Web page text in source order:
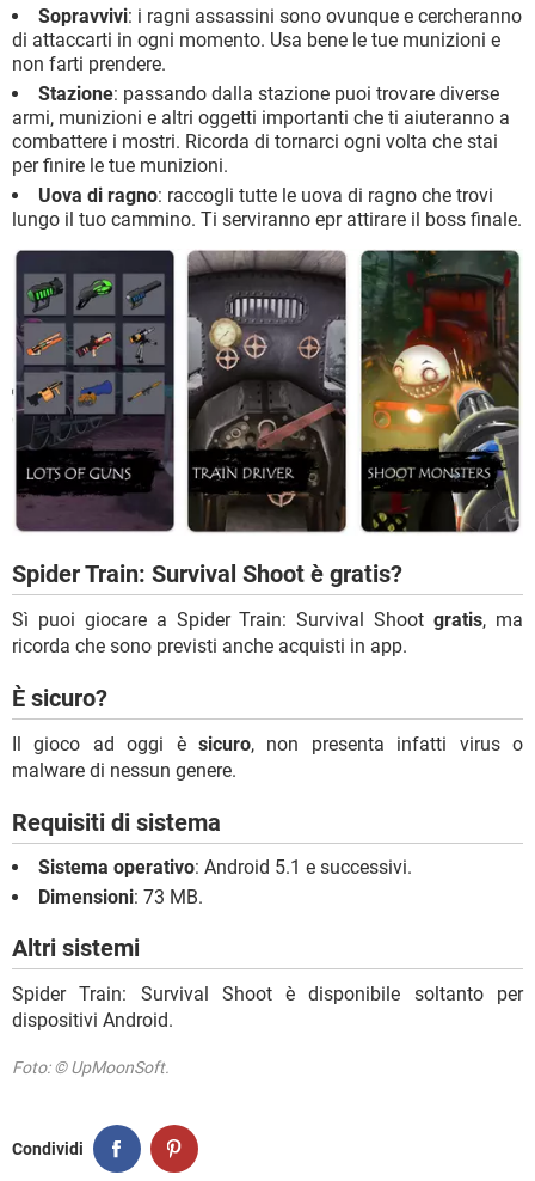
Sopravvivi: i ragni assassini sono ovunque e cercheranno
di attaccarti in ogni momento. Usa bene le tue munizioni e
non farti prendere.
Stazione: passando dalla stazione puoi trovare diverse
armi, munizioni e altri oggetti importanti che ti aiuteranno a
combattere i mostri. Ricorda di tornarci ogni volta che stai
per finire le tue munizioni.
Uova di ragno: raccogli tutte le uova di ragno che trovi
lungo il tuo cammino. Ti serviranno epr attirare il boss finale.
Spider Train: Survival Shoot è gratis?
Sì puoi giocare a Spider Train: Survival Shootgratis, ma
ricorda che sono previsti anche acquisti in app.
È sicuro?
Il gioco ad oggi è sicuro, non presenta infatti virus o
malware di nessun genere.
Requisiti di sistema
Sistema operativo: Android 5.1 e successivi.
Dimensioni: 73 MB.
Altri sistemi
Spider Train: Survival Shoot è disponibile soltanto per
dispositivi Android.
Foto: © UpMoonSoft.
Condividi